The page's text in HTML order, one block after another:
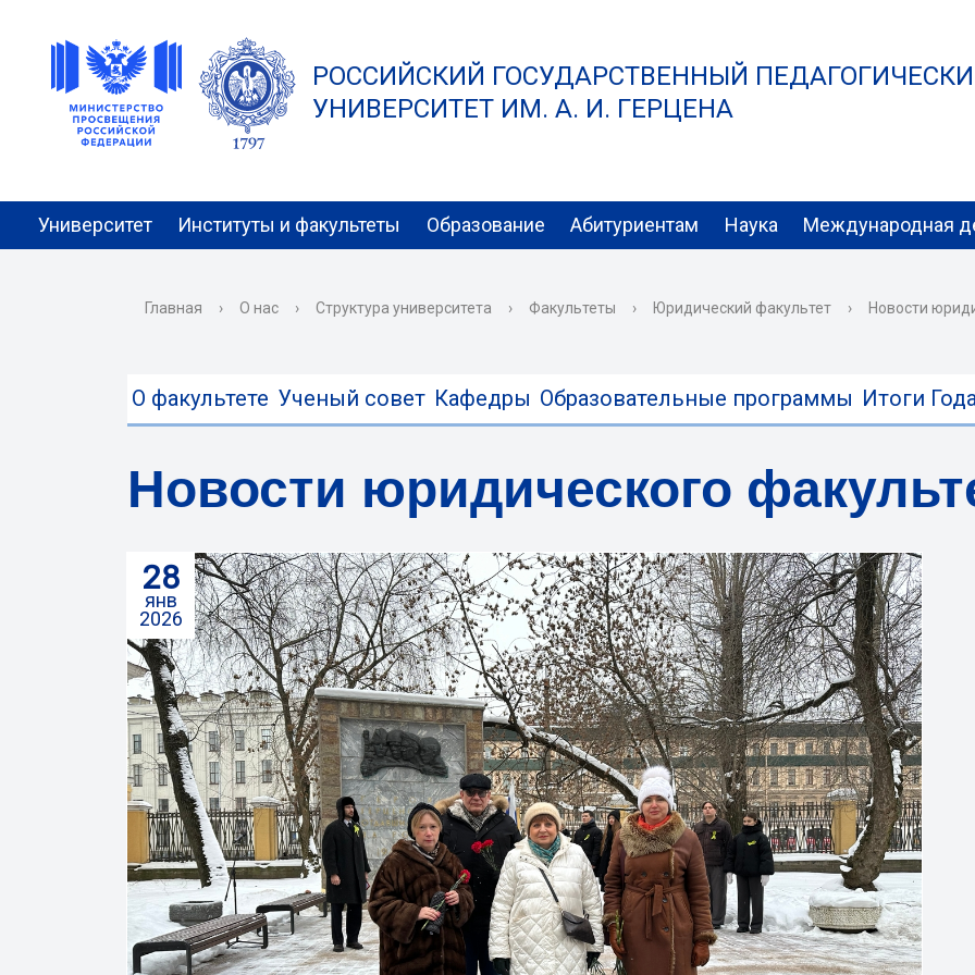
РОССИЙСКИЙ ГОСУДАРСТВЕННЫЙ
УНИВЕРСИТЕТ ИМ. А. И. ГЕРЦЕНА
Университет Институты и факультеты Образование Абитуриентам Наука Международная
Главная › О нас › Структура университета › Факультеты › Юридический факультет › Новости
О факультете Ученый совет Кафедры Образовательные программы Итоги
Новости юридического
28
янв
2026